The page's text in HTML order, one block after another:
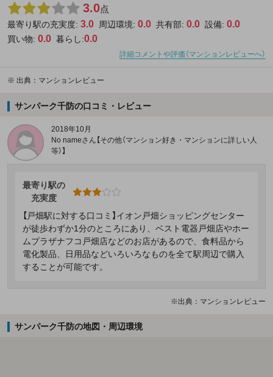
3.0点
最寄り駅の充実度: 3.0 周辺環境: 0.0 共有部: 0.0 設備: 0.0
買い物: 0.0 暮らし:0.0
詳細コメントや評価（マンションレビューへ）
※ 出典：マンションレビュー
サンパーク千防の口コミ・レビュー
2018年10月
No nameさん【その他（マンション好き・マンションに詳しい人
等）】
最寄り駅の
充実度
【戸畑駅に対する口コミ】イオン戸畑ショッピングセンター
が徒歩わずか1分のところにあり、ベスト電器戸畑店やホー
ムプラザナフコ戸畑店などのお店があるので、食料品から
電化製品、日用品などいろいろなものを全て駅周辺で購入
することが可能です。
※出典：マンションレビュー
サンパーク千防の地図・周辺環境